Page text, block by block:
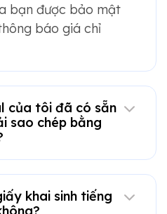
bạn được bảo mật
báo giá chỉ
của tôi đã có sẵn
sao chép bằng
khai sinh tiếng